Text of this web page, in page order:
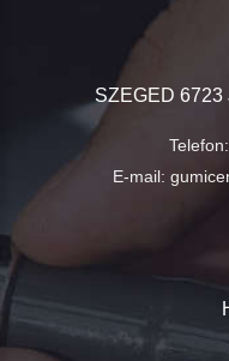
SZEGED 6723
Telefon:
E-mail: